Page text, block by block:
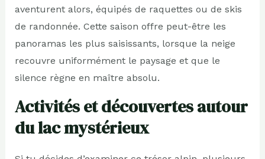
aventurent alors, équipés de raquettes ou de skis
de randonnée. Cette saison offre peut-être les
panoramas les plus saisissants, lorsque la neige
recouvre uniformément le paysage et que le
silence règne en maître absolu.
Activités et découvertes autour
du lac mystérieux